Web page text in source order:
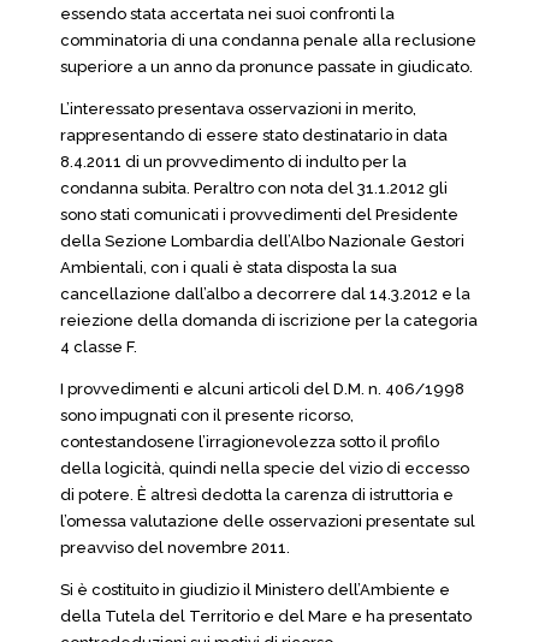
essendo stata accertata nei suoi confronti la
comminatoria di una condanna penale alla reclusione
superiore a un anno da pronunce passate in giudicato.
L’interessato presentava osservazioni in merito,
rappresentando di essere stato destinatario in data
8.4.2011 di un provvedimento di indulto per la
condanna subita. Peraltro con nota del 31.1.2012 gli
sono stati comunicati i provvedimenti del Presidente
della Sezione Lombardia dell’Albo Nazionale Gestori
Ambientali, con i quali è stata disposta la sua
cancellazione dall’albo a decorrere dal 14.3.2012 e la
reiezione della domanda di iscrizione per la categoria
4 classe F.
I provvedimenti e alcuni articoli del D.M. n. 406/1998
sono impugnati con il presente ricorso,
contestandosene l’irragionevolezza sotto il profilo
della logicità, quindi nella specie del vizio di eccesso
di potere. È altresì dedotta la carenza di istruttoria e
l’omessa valutazione delle osservazioni presentate sul
preavviso del novembre 2011.
Si è costituito in giudizio il Ministero dell’Ambiente e
della Tutela del Territorio e del Mare e ha presentato